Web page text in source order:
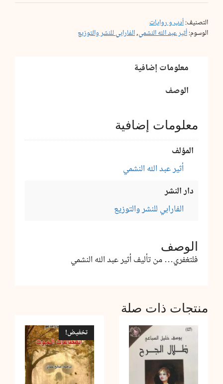
التصنيف:أدب و روايات
الوسوم:أثير عبد الله النشمي,الفارابي للنشر والتوزيع
معلومات إضافية
الوصف
معلومات إضافية
المؤلف
أثير عبد الله النشمي
دار النشر
الفارابي للنشر والتوزيع
الوصف
فلتغفري… من تأليف أثير عبد الله النشمي
منتجات ذات صلة
تخفيض!